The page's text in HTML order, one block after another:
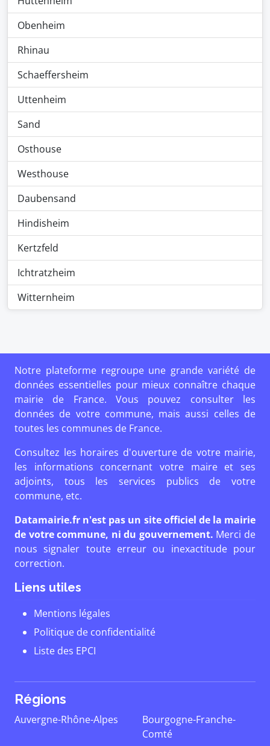
Obenheim
Rhinau
Schaeffersheim
Uttenheim
Sand
Osthouse
Westhouse
Daubensand
Hindisheim
Kertzfeld
Ichtratzheim
Witternheim
Notre plateforme regroupe une grande variété de
données essentielles pour mieux connaître chaque
mairie de France. Vous pouvez consulter les
données de votre commune, mais aussi celles de
toutes les communes de France.
Consultez les horaires d'ouverture de votre mairie,
les informations concernant votre maire et ses
adjoints, tous les services publics de votre
commune, etc.
Datamairie.fr n'est pas un site officiel de la mairie
de votre commune, ni du gouvernement. Merci de
nous signaler toute erreur ou inexactitude pour
correction.
Liens utiles
Mentions légales
Politique de confidentialité
Liste des EPCI
Régions
Auvergne-Rhône-Alpes
Bourgogne-Franche-
Comté